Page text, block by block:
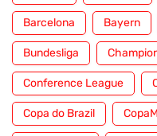
Barcelona Bayern
Bundesliga
Conference League
Copa do Brazil